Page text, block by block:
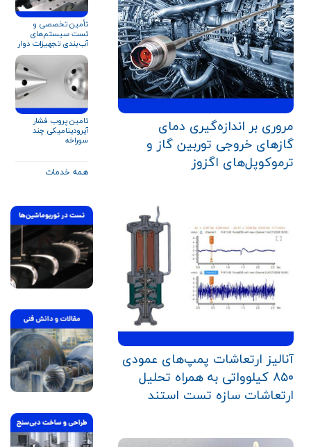
مروری بر اندازه‌گیری دمای
گازهای خروجی توربین گاز و
ترموکوپل‌های اگزوز
آنالیز ارتعاشات پمپ‌های عمودی
۸۵۰ کیلوواتی به همراه تحلیل
ارتعاشات سازه تست استند
تأمین تخصصی و
تست سیستم‌های
آب‌بندی تجهیزات دوار
برای صنایع نفت، گاز و
پتروشیمی
تامین پروب فشار
آیرودینامیکی چند
سوراخه
همه خدمات